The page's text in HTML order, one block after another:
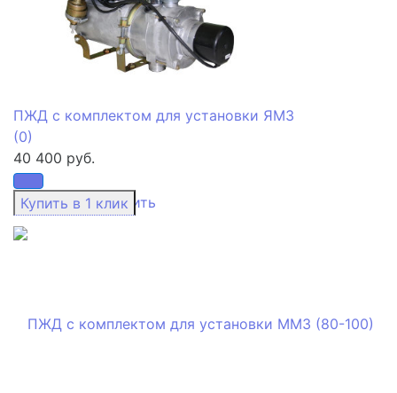
избранное сравнить
ПЖД с комплектом для установки ЯМЗ
(0)
40 400 руб.